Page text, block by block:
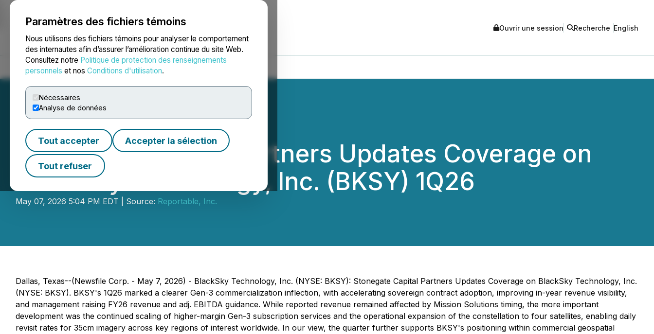
Paramètres des fichiers témoins
Nous utilisons des fichiers témoins pour analyser le comportement
des internautes afin d’assurer l’amélioration continue du site Web.
Consultez notre Politique de protection des renseignements
personnels et nos Conditions d'utilisation.
Nécessaires
Analyse de données
Tout accepter Accepter la sélection
Tout refuser
NEWSFILE Ouvrir une session Recherche English
Accueil À propos Services Salle de presse Blogue
Stonegate Capital Partners Updates Coverage on
BlackSky Technology, Inc. (BKSY) 1Q26
May 07, 2026 5:04 PM EDT | Source: Reportable, Inc.
Dallas, Texas--(Newsfile Corp. - May 7, 2026) - BlackSky Technology, Inc. (NYSE: BKSY): Stonegate Capital Partners Updates Coverage on BlackSky Technology, Inc.
(NYSE: BKSY). BKSY's 1Q26 marked a clearer Gen-3 commercialization inflection, with accelerating sovereign contract adoption, improving in-year revenue visibility,
and management raising FY26 revenue and adj. EBITDA guidance. While reported revenue remained affected by Mission Solutions timing, the more important
development was the continued scaling of higher-margin Gen-3 subscription services and the operational expansion of the constellation to four satellites, enabling daily
revisit rates for 35cm imagery across key regions of interest worldwide. In our view, the quarter further supports BKSY's positioning within commercial geospatial